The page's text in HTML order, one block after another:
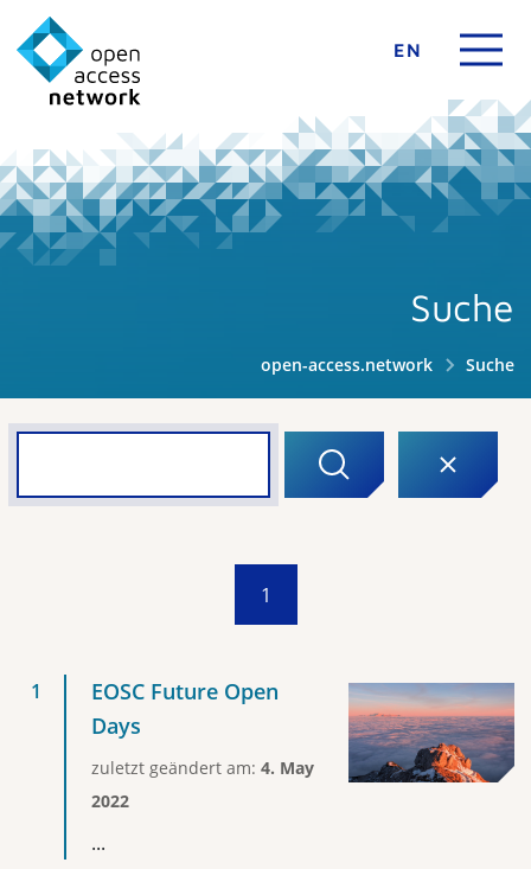
EN
Suche
open-access.network Suche
1
EOSC Future Open
Days
zuletzt geändert am: 4. May
2022
...